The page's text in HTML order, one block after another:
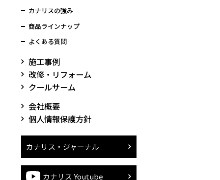
カナリスの強み
商品ラインナップ
よくある質問
施工事例
改修・リフォーム
クールサーム
会社概要
個人情報保護方針
カナリス・ジャーナル
カナリス Youtube